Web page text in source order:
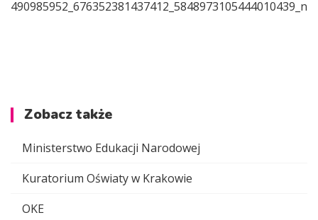
Zobacz także
Ministerstwo Edukacji Narodowej
Kuratorium Oświaty w Krakowie
OKE